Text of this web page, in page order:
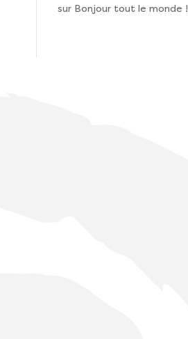
sur Bonjour tout le monde !